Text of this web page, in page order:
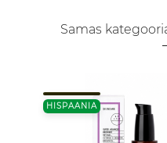
Samas
HISPAANIA